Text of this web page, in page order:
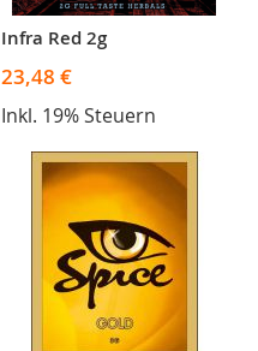
Infra Red 2g
23,48 €
Inkl. 19% Steuern